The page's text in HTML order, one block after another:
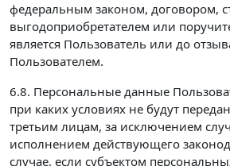
федеральным законом, договором,
выгодоприобретателем или
является Пользователь или до
Пользователем.
6.8. Персональные данные
при каких условиях не будут
третьим лицам, за исключением
исполнением действующего
случае, если субъектом